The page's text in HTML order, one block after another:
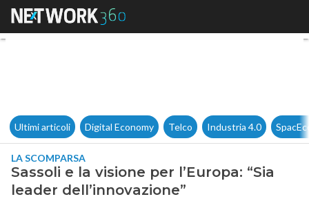
Sassoli e la visione per
Ultimi articoli Digital Economy Telco Industria 4.0
LA SCOMPARSA
Sassoli e la visione per l’Europa: “Sia
leader dell’innovazione”